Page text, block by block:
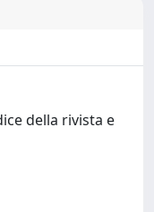
della rivista e